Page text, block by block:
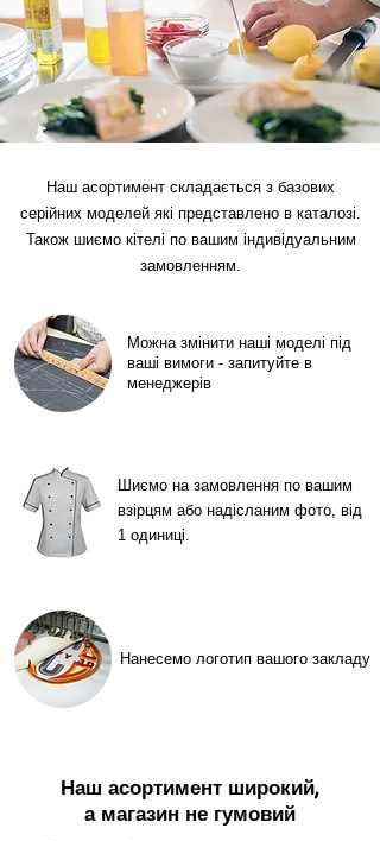
Наш асортимент складається з базових
серійних моделей які представлено в каталозі.
Також шиємо кітелі по вашим індивідуальним
замовленням.
Можна змінити наші моделі під
ваші вимоги - запитуйте в
менеджерів
Шиємо на замовлення по вашим
взірцям або надісланим фото, від
1 одиниці.
Нанесемо логотип вашого закладу
Наш асортимент широкий,
а магазин не гумовий